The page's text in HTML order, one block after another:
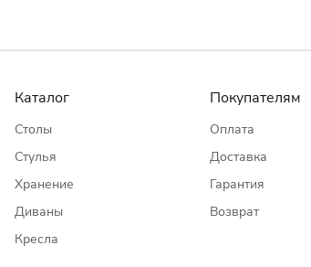
Каталог
Столы
Стулья
Хранение
Диваны
Кресла
Покупателям
Оплата
Доставка
Гарантия
Возврат